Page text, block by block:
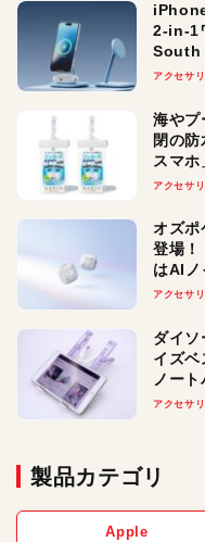
2-in-1
South
ースで
アクセサリ
海や
閉の
スマ
アクセサリ
オズポ
登場
はAIノ
アクセサリ
ダイ
イズ
ノー
べる楽
アクセサリ
製品カテゴリ
Apple